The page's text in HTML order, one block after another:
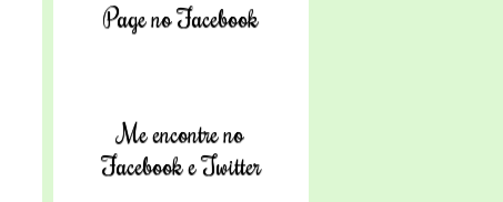
Page no Facebook
Me encontre no
Facebook e Twitter